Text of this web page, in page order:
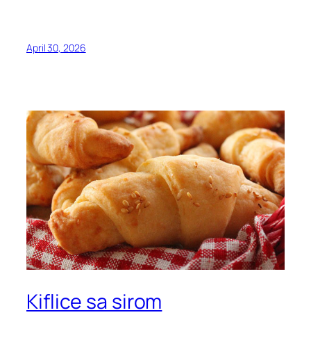
April 30, 2026
Kiflice sa sirom